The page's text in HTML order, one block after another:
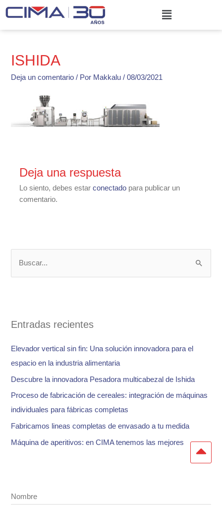
Menú
ISHIDA
Deja un comentario / Por Makkalu/08/03/2021
Deja una respuesta
Lo siento, debes estarconectado para publicar un
comentario.
u
a
p
o
r
:
Entradas recientes
Elevador vertical sin fin: Una solución innovadora para el
espacio en la industria alimentaria
Descubre la innovadora Pesadora multicabezal de Ishida
Proceso de fabricación de cereales: integración de máquinas
individuales para fábricas completas
Fabricamos lineas completas de envasado a tu medida
Máquina de aperitivos: en CIMA tenemos las mejores
Nombre